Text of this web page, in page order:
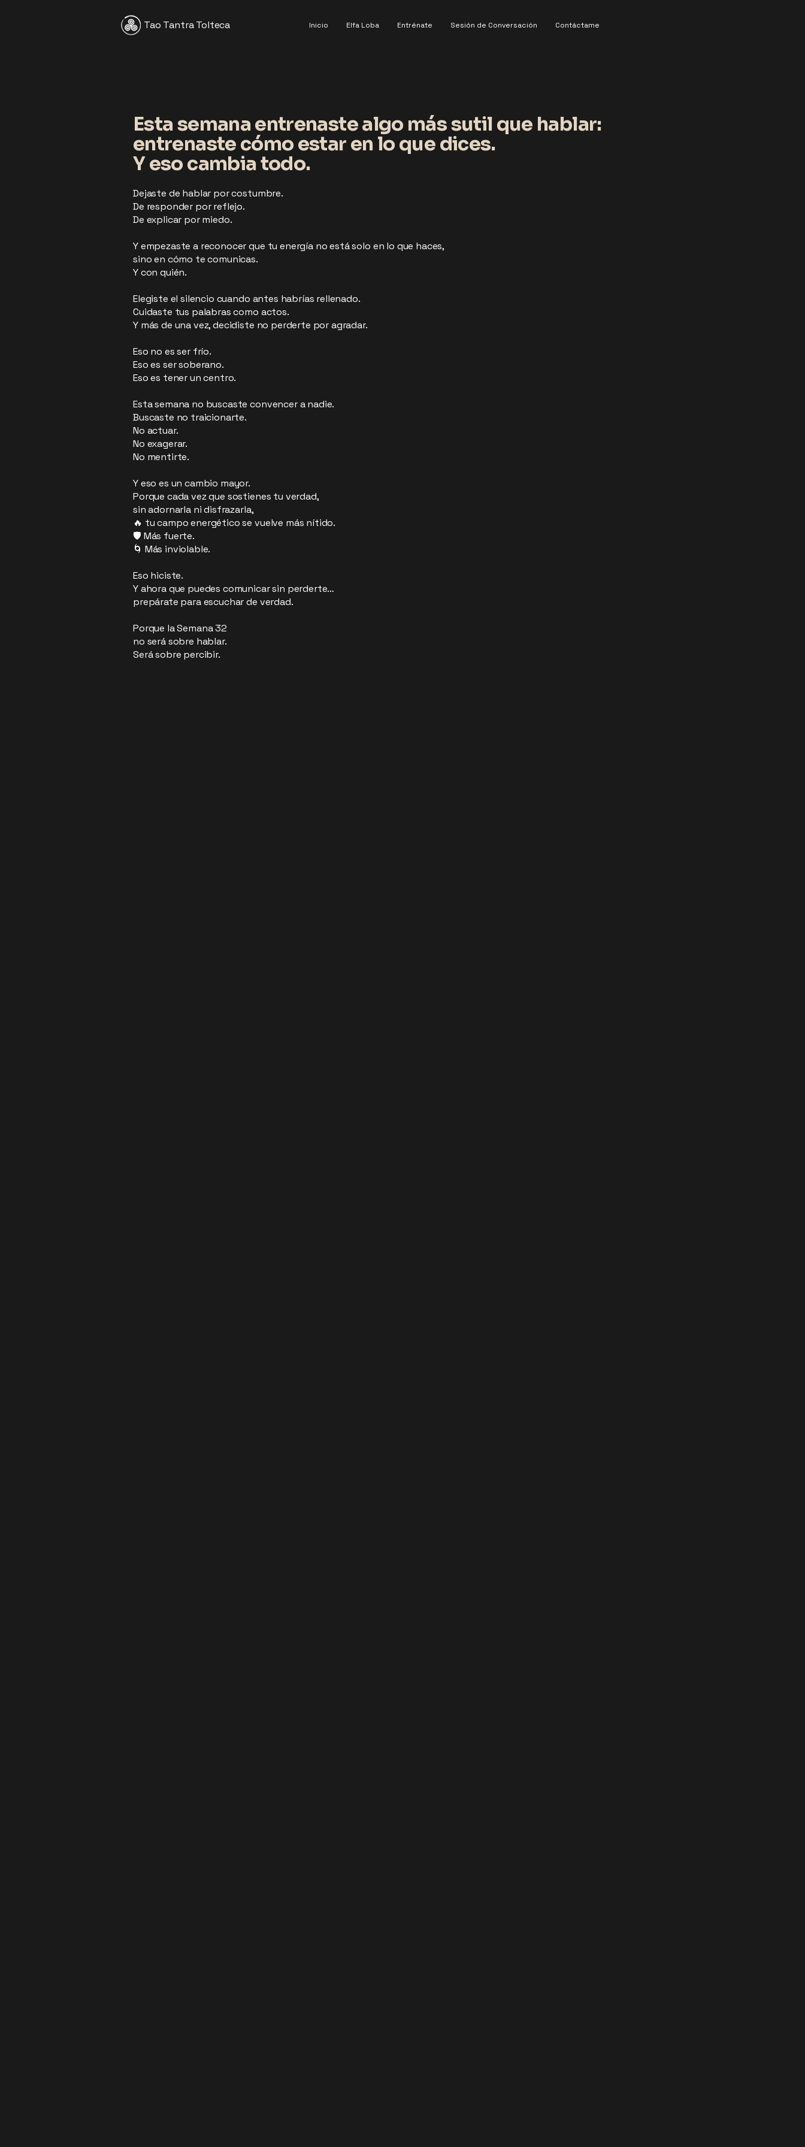
Tao Tantra Tolteca Inicio Elfa Loba Entrénate Sesión de Conversación Contáctame
Esta semana entrenaste algo más sutil que hablar:
entrenaste cómo estar en lo que dices.
Y eso cambia todo.
Dejaste de hablar por costumbre.
De responder por reflejo.
De explicar por miedo.
Y empezaste a reconocer que tu energía no está solo en lo que haces,
sino en cómo te comunicas.
Y con quién.
Elegiste el silencio cuando antes habrías rellenado.
Cuidaste tus palabras como actos.
Y más de una vez, decidiste no perderte por agradar.
Eso no es ser frío.
Eso es ser soberano.
Eso es tener un centro.
Esta semana no buscaste convencer a nadie.
Buscaste no traicionarte.
No actuar.
No exagerar.
No mentirte.
Y eso es un cambio mayor.
Porque cada vez que sostienes tu verdad,
sin adornarla ni disfrazarla,
🔥 tu campo energético se vuelve más nítido.
🛡️ Más fuerte.
🌀 Más inviolable.
Eso hiciste.
Y ahora que puedes comunicar sin perderte…
prepárate para escuchar de verdad.
Porque la Semana 32
no será sobre hablar.
Será sobre percibir.